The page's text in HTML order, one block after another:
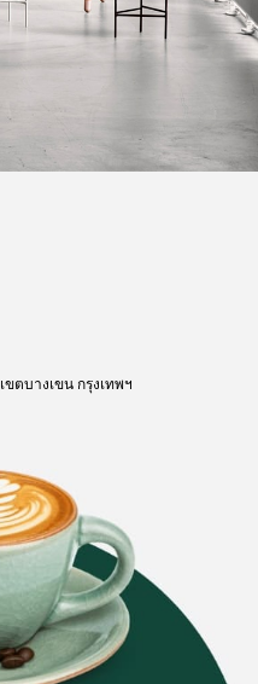
เขตบางเขน กรุงเทพฯ